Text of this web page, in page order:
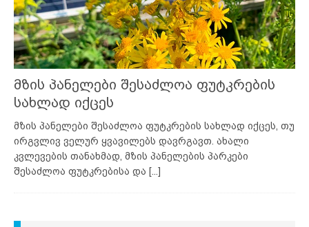
მზის პანელები შესაძლოა ფუტკრების
სახლად იქცეს
მზის პანელები შესაძლოა ფუტკრების სახლად იქცეს, თუ
ირგვლივ ველურ ყვავილებს დავრგავთ. ახალი
კვლევების თანახმად, მზის პანელების პარკები
შესაძლოა ფუტკრებისა და [...]